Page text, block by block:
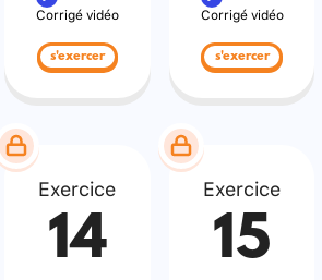
Corrigé vidéo
s'exercer
Corrigé vidéo
s'exercer
Exercice
14
Exercice
15